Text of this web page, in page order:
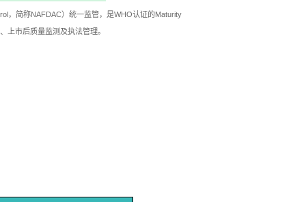
，简称NAFDAC）统一监管，是WHO认证的Maturity
上市后质量监测及执法管理。